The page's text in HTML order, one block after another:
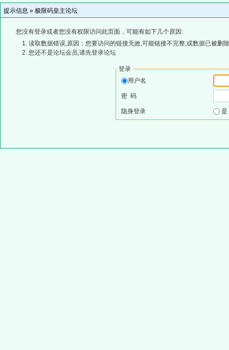
提示信息 » 极限码皇主论坛
您没有登录或者您没有权限访问此页面，可能有如下几个原因:
读取数据错误,原因：您要访问的链接无效,可能链接不完整,或数据已被删
您还不是论坛会员,请先登录论坛
登录
用户名
密 码
隐身登录